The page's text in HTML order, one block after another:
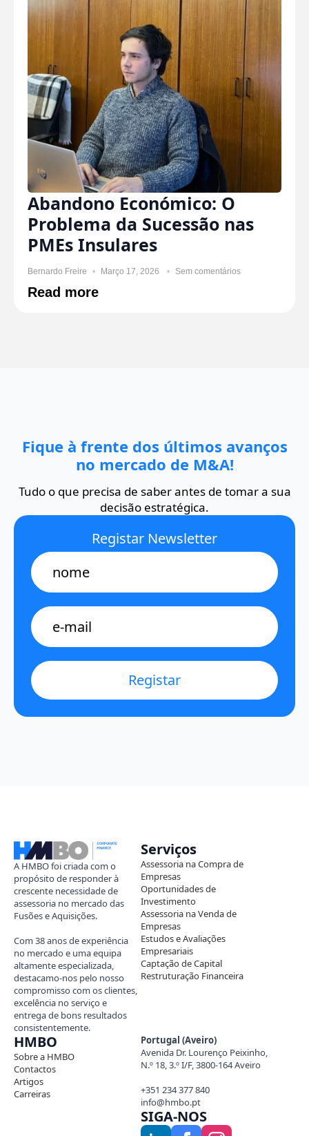
Abandono Económico: O
Problema da Sucessão nas
PMEs Insulares
Bernardo Freire Março 17, 2026 Sem comentários
Read more
Fique à frente dos últimos avanços
no mercado de M&A!
Tudo o que precisa de saber antes de tomar a sua
decisão estratégica.
Registar Newsletter
Name
E-
mail
*
Registar
A HMBO foi criada com o
propósito de responder à
crescente necessidade de
assessoria no mercado das
Fusões e Aquisições.
Com 38 anos de experiência
no mercado e uma equipa
altamente especializada,
destacamo-nos pelo nosso
compromisso com os clientes,
excelência no serviço e
entrega de bons resultados
consistentemente.
Serviços
Assessoria na Compra de
Empresas
Oportunidades de
Investimento
Assessoria na Venda de
Empresas
Estudos e Avaliações
Empresariais
Captação de Capital
Restruturação Financeira
HMBO
Sobre a HMBO
Contactos
Artigos
Carreiras
Portugal (Aveiro)
Avenida Dr. Lourenço Peixinho,
N.º 18, 3.º I/F, 3800-164 Aveiro
+351 234 377 840
info@hmbo.pt
SIGA-NOS